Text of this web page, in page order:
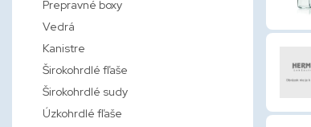
Prepravné boxy
Vedrá
Kanistre
Širokohrdlé fľaše
Širokohrdlé sudy
Úzkohrdlé fľaše